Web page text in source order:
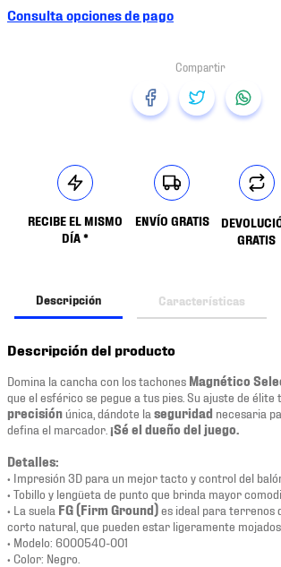
Consulta opciones de pago
RECIBE EL MISMO
DÍA *
ENVÍO GRATIS
GRATIS
Descripción Características
Descripción del producto
Domina la cancha con los tachones Magnético
que el esférico se pegue a tus pies. Su ajuste de élite
precisión única, dándote la seguridad necesaria
defina el marcador. ¡Sé el dueño del juego.
Detalles:
• Impresión 3D para un mejor tacto y control del
• Tobillo y lengüeta de punto que brinda mayor
• La suela FG (Firm Ground)es ideal para terrenos
corto natural, que pueden estar ligeramente mojados.
• Modelo: 6000540-001
• Color: Negro.